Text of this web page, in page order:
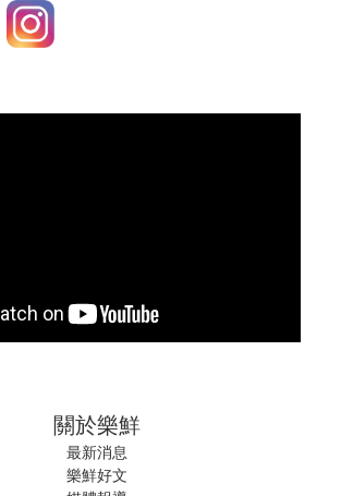
關於樂鮮
最新消息
樂鮮好文